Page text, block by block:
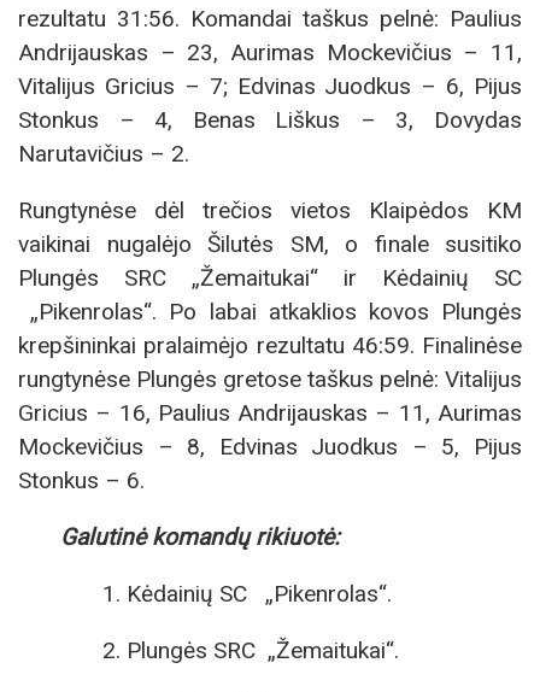
rezultatu 31:56. Komandai taškus pelnė: Paulius
Andrijauskas – 23, Aurimas Mockevičius – 11,
Vitalijus Gricius – 7; Edvinas Juodkus – 6, Pijus
Stonkus – 4, Benas Liškus – 3, Dovydas
Narutavičius – 2.
Rungtynėse dėl trečios vietos Klaipėdos KM
vaikinai nugalėjo Šilutės SM, o finale susitiko
Plungės SRC „Žemaitukai“ ir Kėdainių SC
„Pikenrolas“. Po labai atkaklios kovos Plungės
krepšininkai pralaimėjo rezultatu 46:59. Finalinėse
rungtynėse Plungės gretose taškus pelnė: Vitalijus
Gricius – 16, Paulius Andrijauskas – 11, Aurimas
Mockevičius – 8, Edvinas Juodkus – 5, Pijus
Stonkus – 6.
Galutinė komandų rikiuotė:
1. Kėdainių SC „Pikenrolas“.
2. Plungės SRC „Žemaitukai“.